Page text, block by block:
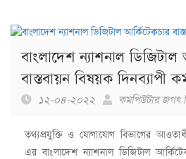
বাংলাদেশ ন্যাশনাল ডিজিটাল
বাস্তবায়ন বিষয়ক দিনব্যাপী
১২-০৪-২০২২ কমপিউটার জগৎ
তথ্যপ্রযুক্তি ও যোগাযোগ বিভাগের
এর বাংলাদেশ ন্যাশনাল ডিজিটাল